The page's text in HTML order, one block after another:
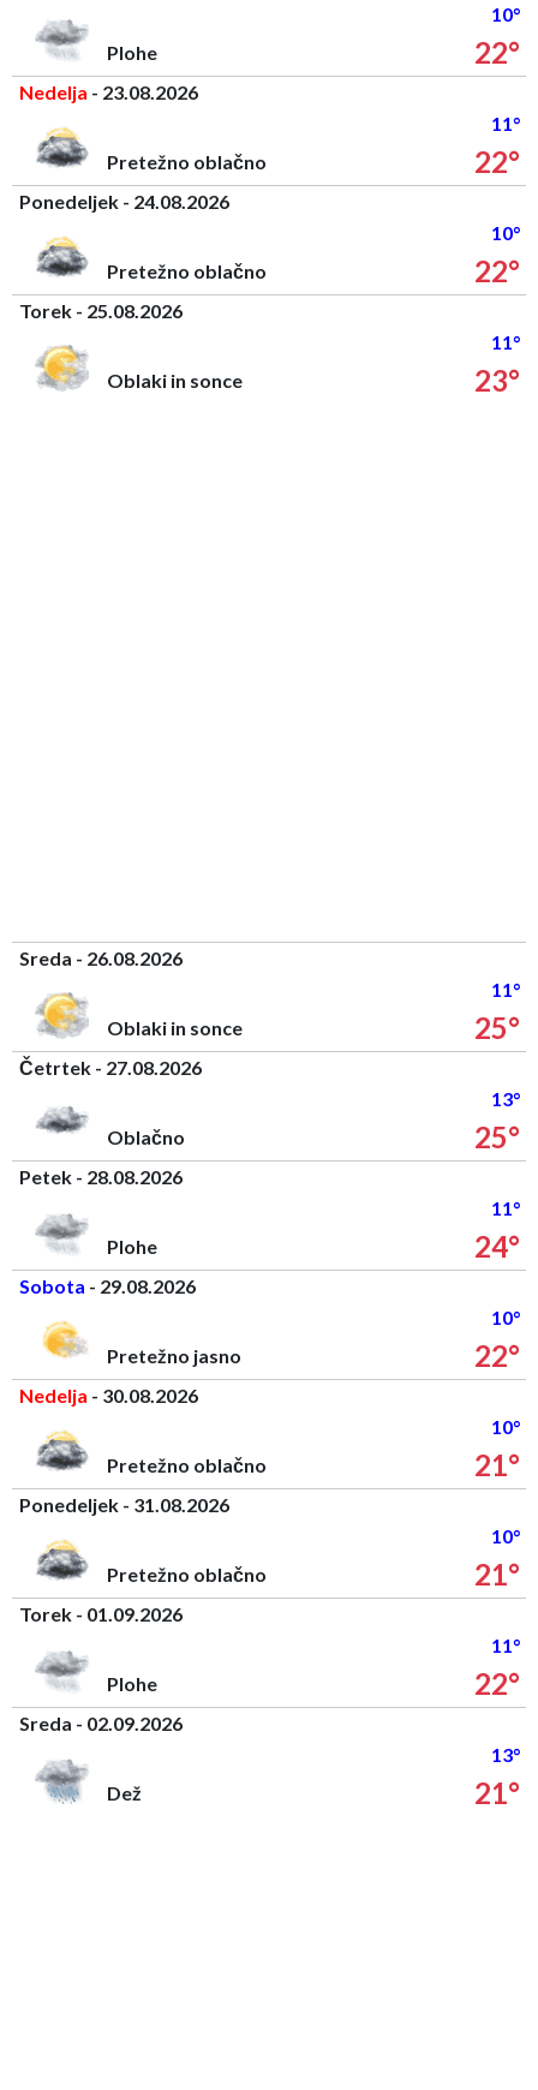
10°
Plohe
22°
Nedelja - 23.08.2026
11°
Pretežno oblačno
22°
Ponedeljek - 24.08.2026
10°
Pretežno oblačno
22°
Torek - 25.08.2026
11°
Oblaki in sonce
23°
Sreda - 26.08.2026
11°
Oblaki in sonce
25°
Četrtek - 27.08.2026
13°
Oblačno
25°
Petek - 28.08.2026
11°
Plohe
24°
Sobota - 29.08.2026
10°
Pretežno jasno
22°
Nedelja - 30.08.2026
10°
Pretežno oblačno
21°
Ponedeljek - 31.08.2026
10°
Pretežno oblačno
21°
Torek - 01.09.2026
11°
Plohe
22°
Sreda - 02.09.2026
13°
Dež
21°